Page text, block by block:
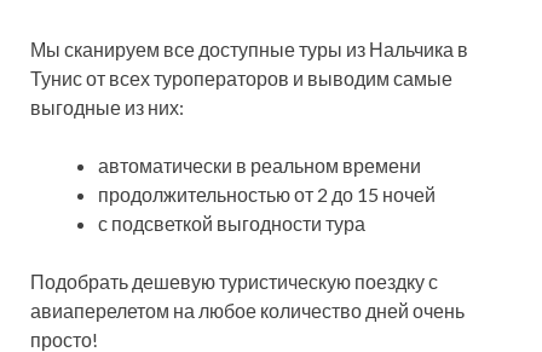
Мы сканируем все доступные туры из Нальчика в
Тунис от всех туроператоров и выводим самые
выгодные из них:
автоматически в реальном времени
продолжительностью от 2 до 15 ночей
с подсветкой выгодности тура
Подобрать дешевую туристическую поездку с
авиаперелетом на любое количество дней очень
просто!